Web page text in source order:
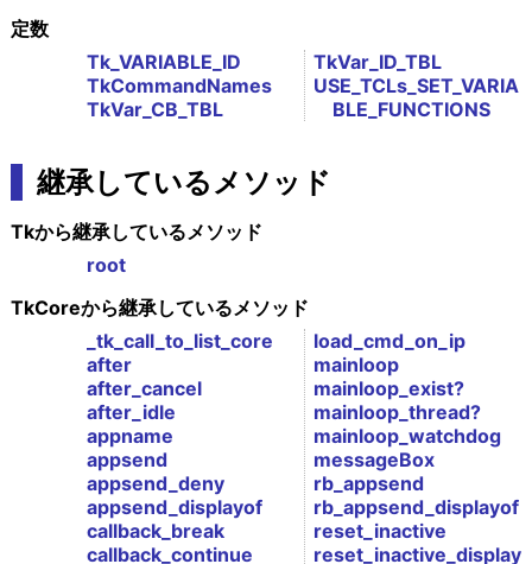
定数
Tk_VARIABLE_ID
TkCommandNames
TkVar_CB_TBL
TkVar_ID_TBL
USE_TCLs_SET_VARIA
BLE_FUNCTIONS
継承しているメソッド
Tkから継承しているメソッド
root
TkCoreから継承しているメソッド
_tk_call_to_list_core
after
after_cancel
after_idle
appname
appsend
appsend_deny
appsend_displayof
callback_break
callback_continue
load_cmd_on_ip
mainloop
mainloop_exist?
mainloop_thread?
mainloop_watchdog
messageBox
rb_appsend
rb_appsend_displayof
reset_inactive
reset_inactive_display